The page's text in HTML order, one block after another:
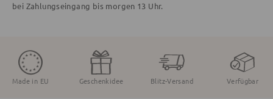
bei Zahlungseingang bis morgen 13 Uhr.
Made in EU Geschenkidee Blitz-Versand Verfügbar